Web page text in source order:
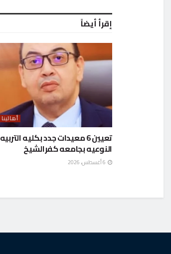
إقرأ أيضاً
أهالينا
تعيين 6 معيدات جدد بكليه التربيه
النوعيه بجامعه كفرالشيخ